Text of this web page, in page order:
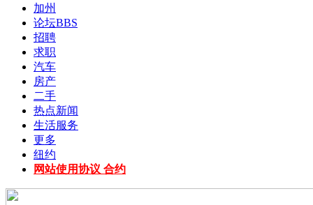
加州
论坛BBS
招聘
求职
汽车
房产
二手
热点新闻
生活服务
更多
纽约
网站使用协议 合约